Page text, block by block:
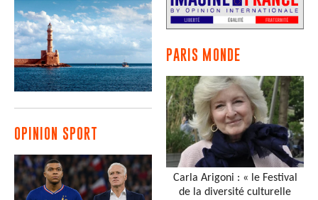
OPINION SPORT
PARIS MONDE
Carla Arigoni : « le Festival
de la diversité culturelle